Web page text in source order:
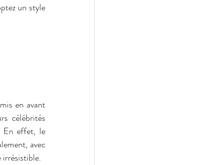
un style
en avant
célébrités
En effet, le
avec
irrésistible.